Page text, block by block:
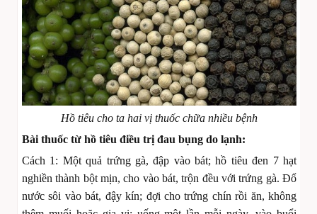
Hồ tiêu cho ta hai vị thuốc chữa nhiều bệnh
Bài thuốc từ hồ tiêu điều trị đau bụng do lạnh:
Cách 1: Một quả trứng gà, đập vào bát; hồ tiêu đen 7 hạt
nghiền thành bột mịn, cho vào bát, trộn đều với trứng gà. Đổ
nước sôi vào bát, đậy kín; đợi cho trứng chín rồi ăn, không